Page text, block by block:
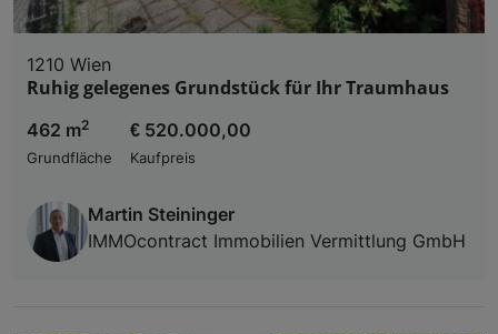
1210 Wien
Ruhig gelegenes Grundstück für Ihr Traumhaus
462 m2
Grundfläche
€ 520.000,00
Kaufpreis
Martin Steininger
IMMOcontract Immobilien Vermittlung GmbH